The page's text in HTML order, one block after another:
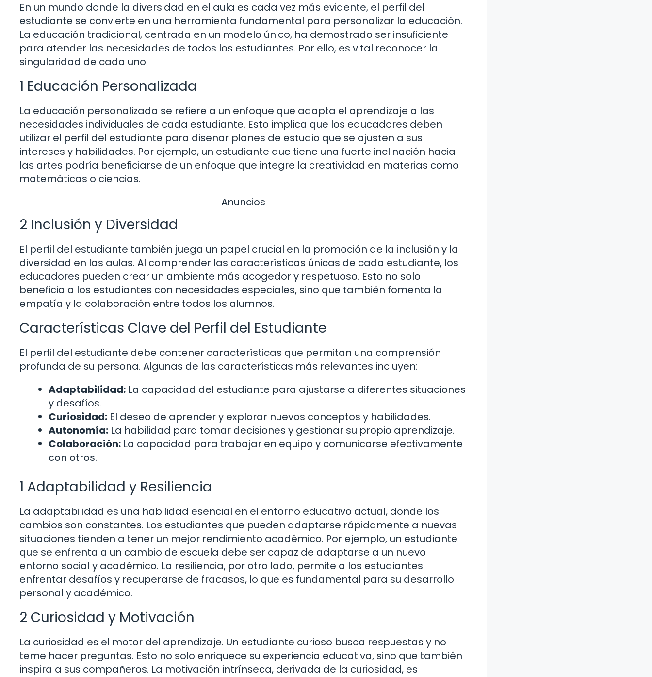
En un mundo donde la diversidad en el aula es cada vez más evidente, el perfil del
estudiante se convierte en una herramienta fundamental para personalizar la educación.
La educación tradicional, centrada en un modelo único, ha demostrado ser insuficiente
para atender las necesidades de todos los estudiantes. Por ello, es vital reconocer la
singularidad de cada uno.
1 Educación Personalizada
La educación personalizada se refiere a un enfoque que adapta el aprendizaje a las
necesidades individuales de cada estudiante. Esto implica que los educadores deben
utilizar el perfil del estudiante para diseñar planes de estudio que se ajusten a sus
intereses y habilidades. Por ejemplo, un estudiante que tiene una fuerte inclinación hacia
las artes podría beneficiarse de un enfoque que integre la creatividad en materias como
matemáticas o ciencias.
Anuncios
2 Inclusión y Diversidad
El perfil del estudiante también juega un papel crucial en la promoción de la inclusión y la
diversidad en las aulas. Al comprender las características únicas de cada estudiante, los
educadores pueden crear un ambiente más acogedor y respetuoso. Esto no solo
beneficia a los estudiantes con necesidades especiales, sino que también fomenta la
empatía y la colaboración entre todos los alumnos.
Características Clave del Perfil del Estudiante
El perfil del estudiante debe contener características que permitan una comprensión
profunda de su persona. Algunas de las características más relevantes incluyen:
Adaptabilidad: La capacidad del estudiante para ajustarse a diferentes situaciones
y desafíos.
Curiosidad: El deseo de aprender y explorar nuevos conceptos y habilidades.
Autonomía: La habilidad para tomar decisiones y gestionar su propio aprendizaje.
Colaboración: La capacidad para trabajar en equipo y comunicarse efectivamente
con otros.
1 Adaptabilidad y Resiliencia
La adaptabilidad es una habilidad esencial en el entorno educativo actual, donde los
cambios son constantes. Los estudiantes que pueden adaptarse rápidamente a nuevas
situaciones tienden a tener un mejor rendimiento académico. Por ejemplo, un estudiante
que se enfrenta a un cambio de escuela debe ser capaz de adaptarse a un nuevo
entorno social y académico. La resiliencia, por otro lado, permite a los estudiantes
enfrentar desafíos y recuperarse de fracasos, lo que es fundamental para su desarrollo
personal y académico.
2 Curiosidad y Motivación
La curiosidad es el motor del aprendizaje. Un estudiante curioso busca respuestas y no
teme hacer preguntas. Esto no solo enriquece su experiencia educativa, sino que también
inspira a sus compañeros. La motivación intrínseca, derivada de la curiosidad, es